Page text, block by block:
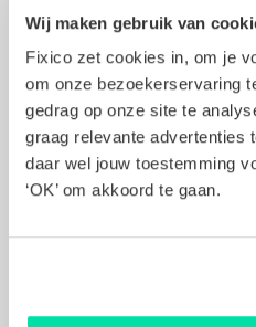
Wij maken gebruik van
Fixico zet cookies in, om je
om onze bezoekerservaring
gedrag op onze site te
graag relevante advertenties
daar wel jouw toestemming
‘OK’ om akkoord te gaan.
Gratis en
Offertes vergelijken
scherpe offertes,
nergens aan vast!
Ontvang
in de buurt.